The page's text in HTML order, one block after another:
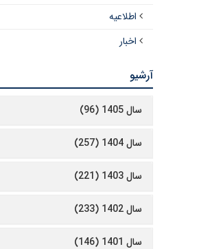
اطلاعیه
اخبار
آرشیو
سال 1405 (96)
سال 1404 (257)
سال 1403 (221)
سال 1402 (233)
سال 1401 (146)